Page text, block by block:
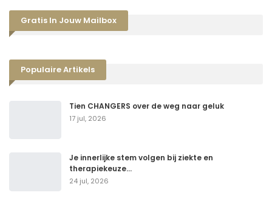
Gratis In Jouw Mailbox
Populaire Artikels
Tien CHANGERS over de weg naar geluk
17 jul, 2026
Je innerlijke stem volgen bij ziekte en
therapiekeuze…
24 jul, 2026